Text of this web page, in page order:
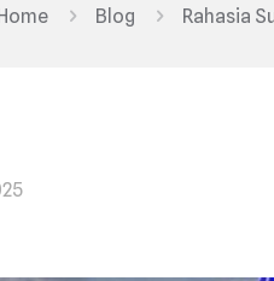
Blog Rahasia